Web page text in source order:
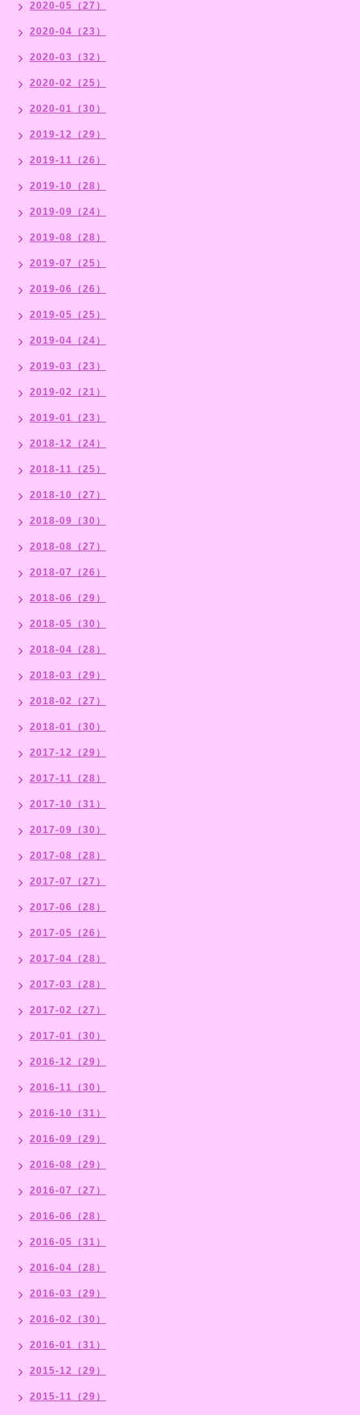
2020-05（27）
2020-04（23）
2020-03（32）
2020-02（25）
2020-01（30）
2019-12（29）
2019-11（26）
2019-10（28）
2019-09（24）
2019-08（28）
2019-07（25）
2019-06（26）
2019-05（25）
2019-04（24）
2019-03（23）
2019-02（21）
2019-01（23）
2018-12（24）
2018-11（25）
2018-10（27）
2018-09（30）
2018-08（27）
2018-07（26）
2018-06（29）
2018-05（30）
2018-04（28）
2018-03（29）
2018-02（27）
2018-01（30）
2017-12（29）
2017-11（28）
2017-10（31）
2017-09（30）
2017-08（28）
2017-07（27）
2017-06（28）
2017-05（26）
2017-04（28）
2017-03（28）
2017-02（27）
2017-01（30）
2016-12（29）
2016-11（30）
2016-10（31）
2016-09（29）
2016-08（29）
2016-07（27）
2016-06（28）
2016-05（31）
2016-04（28）
2016-03（29）
2016-02（30）
2016-01（31）
2015-12（29）
2015-11（29）